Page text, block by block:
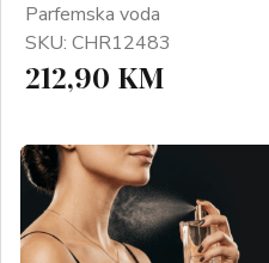
Parfemska voda
SKU: CHR12483
212,90 KM